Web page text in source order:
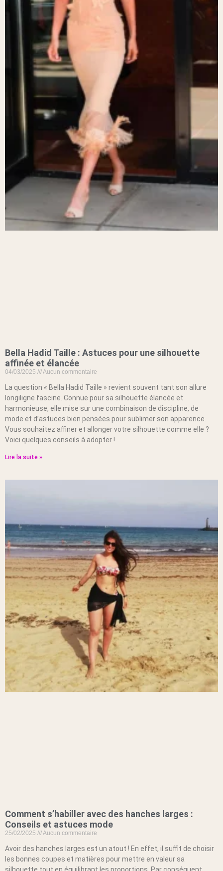
Bella Hadid Taille : Astuces pour une silhouette
affinée et élancée
04/03/2025 Aucun commentaire
La question « Bella Hadid Taille » revient souvent tant son allure
longiligne fascine. Connue pour sa silhouette élancée et
harmonieuse, elle mise sur une combinaison de discipline, de
mode et d’astuces bien pensées pour sublimer son apparence.
Vous souhaitez affiner et allonger votre silhouette comme elle ?
Voici quelques conseils à adopter !
Lire la suite »
Comment s’habiller avec des hanches larges :
Conseils et astuces mode
25/02/2025 Aucun commentaire
Avoir des hanches larges est un atout ! En effet, il suffit de choisir
les bonnes coupes et matières pour mettre en valeur sa